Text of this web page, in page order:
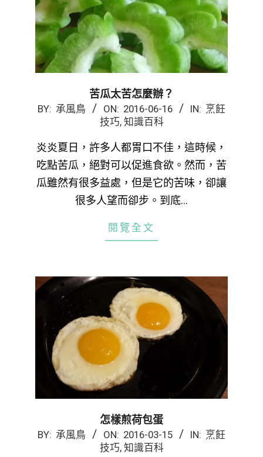
苦瓜太苦怎麼辦？
2016-
16
BY: 承風鳥 ON: 2016-06-16 IN: 烹飪
技巧, 知識百科
炎炎夏日，許多人都胃口不佳，這時候，
吃點苦瓜，絕對可以促進食欲。然而，苦
瓜雖然有很多益處，但是它的苦味，卻讓
很多人望而卻步。到底…
閱覽全文
怎樣煎荷包蛋
2016-
BY: 承風鳥 ON: 2016-03-15 IN: 烹飪
技巧, 知識百科